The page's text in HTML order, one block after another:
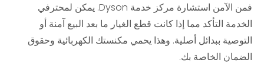
فمن الآمن استشارة مركز خدمة Dyson. يمكن لمحترفي
الخدمة التأكد مما إذا كانت قطع الغيار ما بعد البيع آمنة أو
التوصية ببدائل أصلية. وهذا يحمي مكنستك الكهربائية وحقوق
الضمان الخاصة بك.